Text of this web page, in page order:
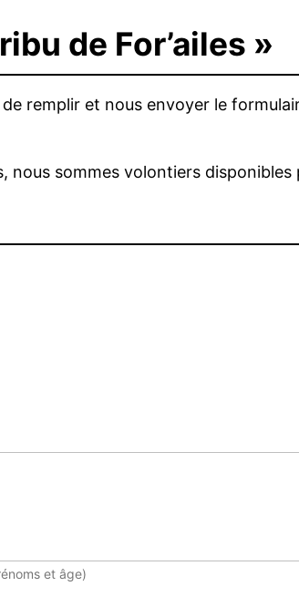
de For’ailes »
remplir et nous envoyer le
nous sommes volontiers disponibles
et âge)